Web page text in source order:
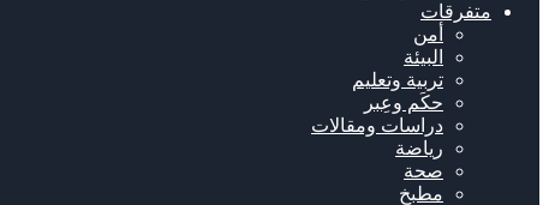
متفرقات
أمن
البيئة
تربية وتعليم
حكَم وعِبر
دراسات ومقالات
رياضة
صحة
مطبخ